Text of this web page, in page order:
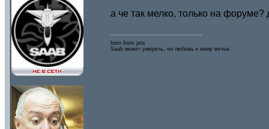
а че так мелко, только на форуме?
born from jets
Saab может умереть, но любовь к нему вечна